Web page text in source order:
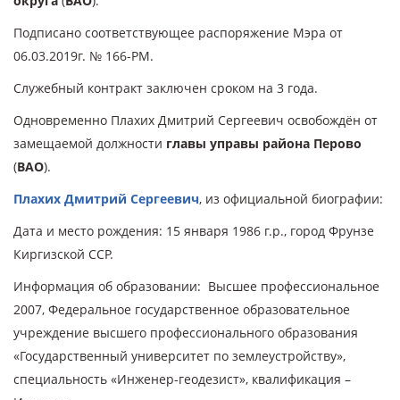
Подписано соответствующее распоряжение Мэра от
06.03.2019г. № 166-РМ.
Служебный контракт заключен сроком на 3 года.
Одновременно Плахих Дмитрий Сергеевич освобождён от
замещаемой должности главы управы района Перово
(ВАО).
Плахих Дмитрий Сергеевич, из официальной биографии:
Дата и место рождения: 15 января 1986 г.р., город Фрунзе
Киргизской ССР.
Информация об образовании: Высшее профессиональное
2007, Федеральное государственное образовательное
учреждение высшего профессионального образования
«Государственный университет по землеустройству»,
специальность «Инженер-геодезист», квалификация –